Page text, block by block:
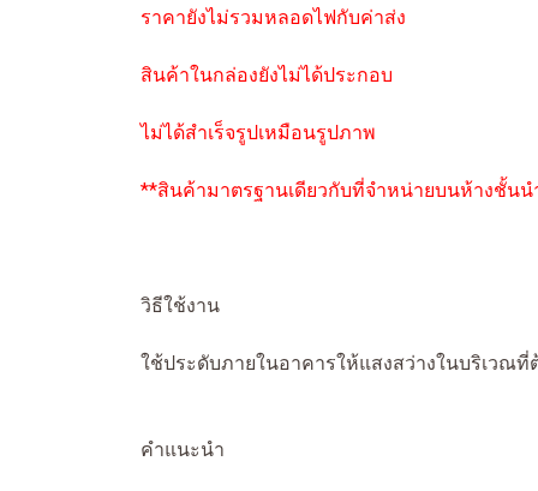
ราคายังไม่รวมหลอดไฟกับค่าส่ง
สินค้าในกล่องยังไม่ได้ประกอบ
ไม่ได้สำเร็จรูปเหมือนรูปภาพ
**สินค้ามาตรฐานเดียวกับที่จำหน่ายบนห้างชั้นน
วิธีใช้งาน
ใช้ประดับภายในอาคารให้แสงสว่างในบริเวณที่
คำแนะนำ